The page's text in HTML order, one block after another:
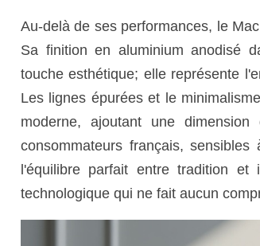
Au-delà de ses performances, le
Sa finition en aluminium anodisé
touche esthétique; elle représente
Les lignes épurées et le
moderne, ajoutant une
consommateurs français,
l'équilibre parfait entre tradition
technologique qui ne fait aucun